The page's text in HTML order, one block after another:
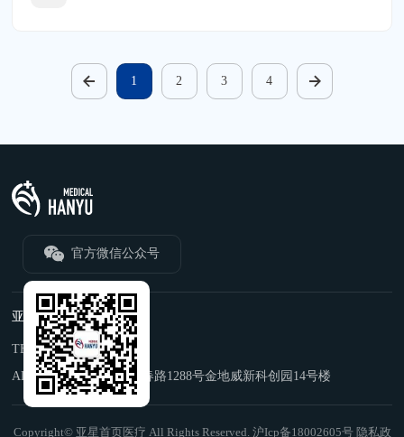
1 2 3 4
官方微信公众号
亚星首页
TEL： 021-6219 9996
ADD：上海市闵行区中春路1288号金地威新科创园14号楼
Copyright© 亚星首页医疗 All Rights Reserved. 沪Icp备18002605号 隐私政